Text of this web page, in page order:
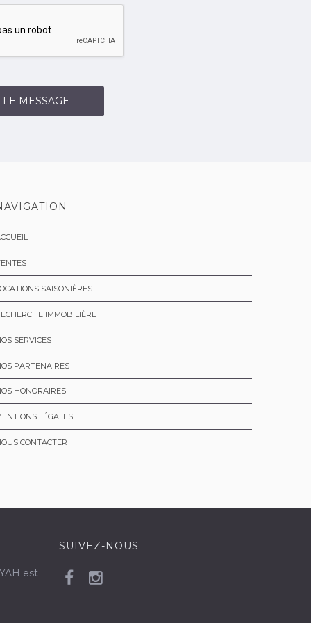
MESSAGE
SAISONIÈRES
IMMOBILIÈRE
SERVICES
PARTENAIRES
HONORAIRES
LÉGALES
CONTACTER
est
SUIVEZ-NOUS